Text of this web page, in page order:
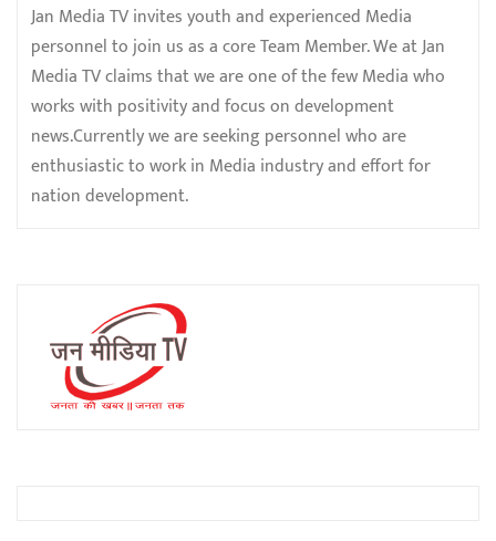
Jan Media TV invites youth and experienced Media
personnel to join us as a core Team Member. We at Jan
Media TV claims that we are one of the few Media who
works with positivity and focus on development
news.Currently we are seeking personnel who are
enthusiastic to work in Media industry and effort for
nation development.